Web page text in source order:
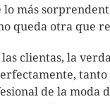
lo más
queda otra que
clientas, la
tanto
de la moda